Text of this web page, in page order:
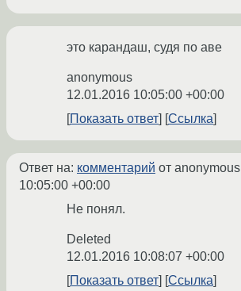
это карандаш, судя по аве
anonymous
12.01.2016 10:05:00 +00:00
Показать ответ
Ссылка
Ответ на: комментарий от anonymous
10:05:00 +00:00
Не понял.
Deleted
12.01.2016 10:08:07 +00:00
Показать ответ
Ссылка